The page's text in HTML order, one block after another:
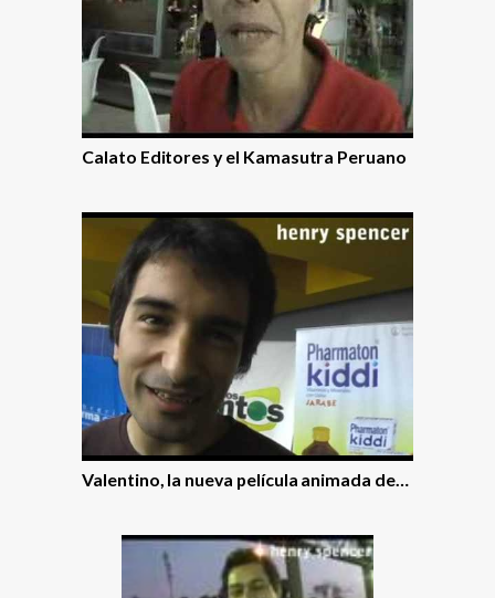
Calato Editores y el Kamasutra Peruano
Valentino, la nueva pelí­cula animada de…